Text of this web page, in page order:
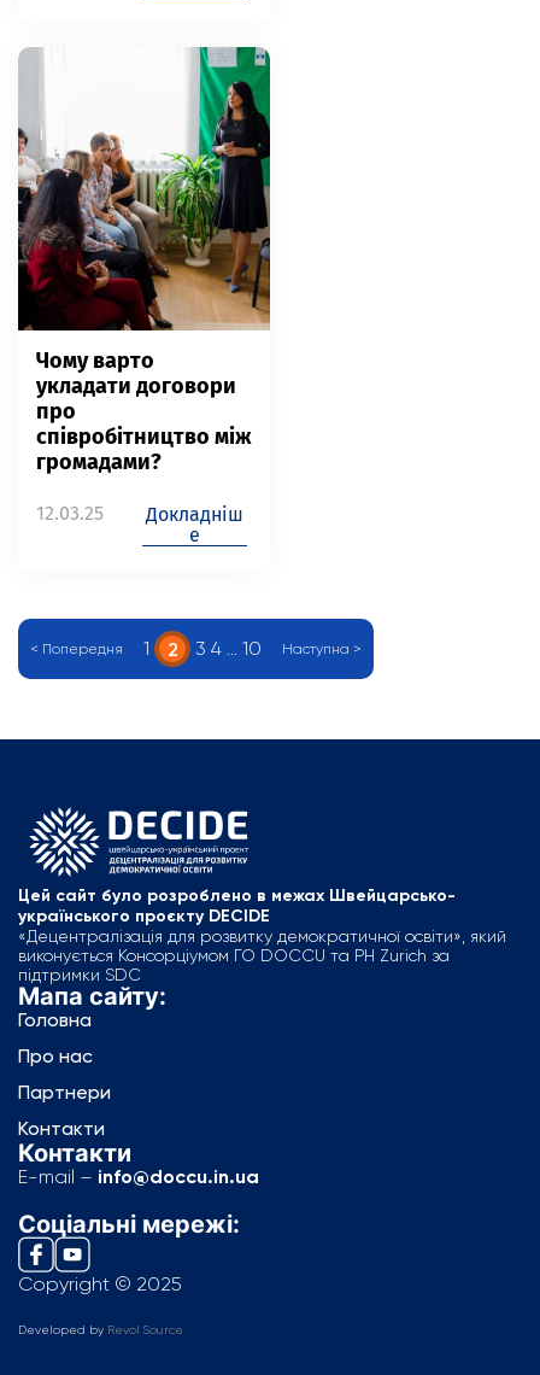
Чому варто
укладати договори
про
співробітництво між
громадами?
12.03.25
Докладніш
е
< Попередня 1 2 3 4 10 Наступна >
Цей сайт було розроблено в межах Швейцарсько-
українського проєкту DECIDE
«Децентралізація для розвитку демократичної освіти», який
виконується Консорціумом ГО DOCCU та PH Zurich за
підтримки SDC
Мапа сайту:
Головна
Про нас
Партнери
Контакти
Контакти
E-mail – info@doccu.in.ua
Соціальні мережі:
Copyright © 2025
Developed by Revol Source